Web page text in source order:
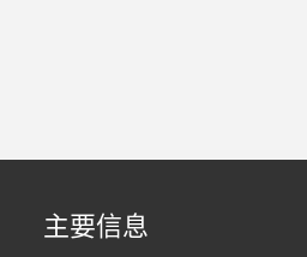
主要信息